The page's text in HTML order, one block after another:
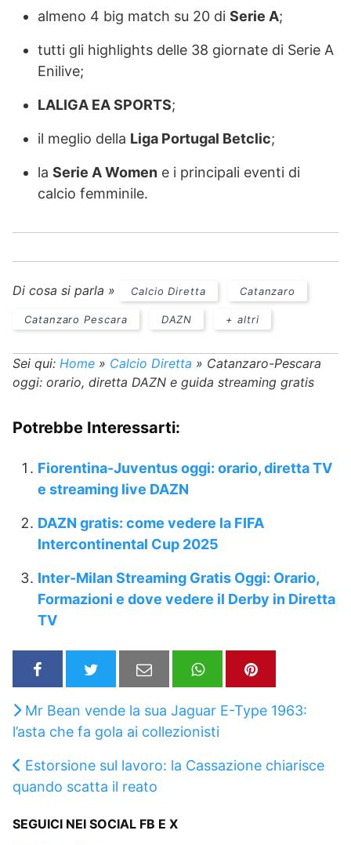
almeno 4 big match su 20 di Serie A;
tutti gli highlights delle 38 giornate di Serie A
Enilive;
LALIGA EA SPORTS;
il meglio della Liga Portugal Betclic;
la Serie A Women e i principali eventi di
calcio femminile.
Di cosa si parla » Calcio Diretta Catanzaro
Catanzaro Pescara DAZN + altri
Sei qui: Home » Calcio Diretta » Catanzaro-Pescara
oggi: orario, diretta DAZN e guida streaming gratis
Potrebbe Interessarti:
Fiorentina-Juventus oggi: orario, diretta TV
e streaming live DAZN
DAZN gratis: come vedere la FIFA
Intercontinental Cup 2025
Inter-Milan Streaming Gratis Oggi: Orario,
Formazioni e dove vedere il Derby in Diretta
TV
Mr Bean vende la sua Jaguar E-Type 1963:
l’asta che fa gola ai collezionisti
Estorsione sul lavoro: la Cassazione chiarisce
quando scatta il reato
SEGUICI NEI SOCIAL FB E X